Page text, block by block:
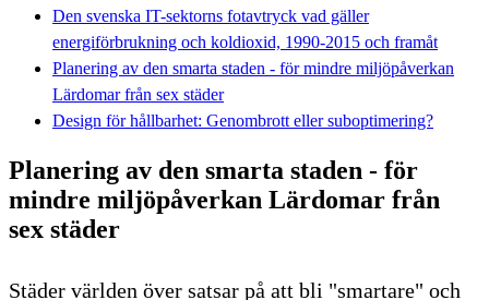
Den svenska IT-sektorns fotavtryck vad gäller
energiförbrukning och koldioxid, 1990-2015 och framåt
Planering av den smarta staden - för mindre miljöpåverkan
Lärdomar från sex städer
Design för hållbarhet: Genombrott eller suboptimering?
Planering av den smarta staden - för
mindre miljöpåverkan Lärdomar från
sex städer
Städer världen över satsar på att bli "smartare" och